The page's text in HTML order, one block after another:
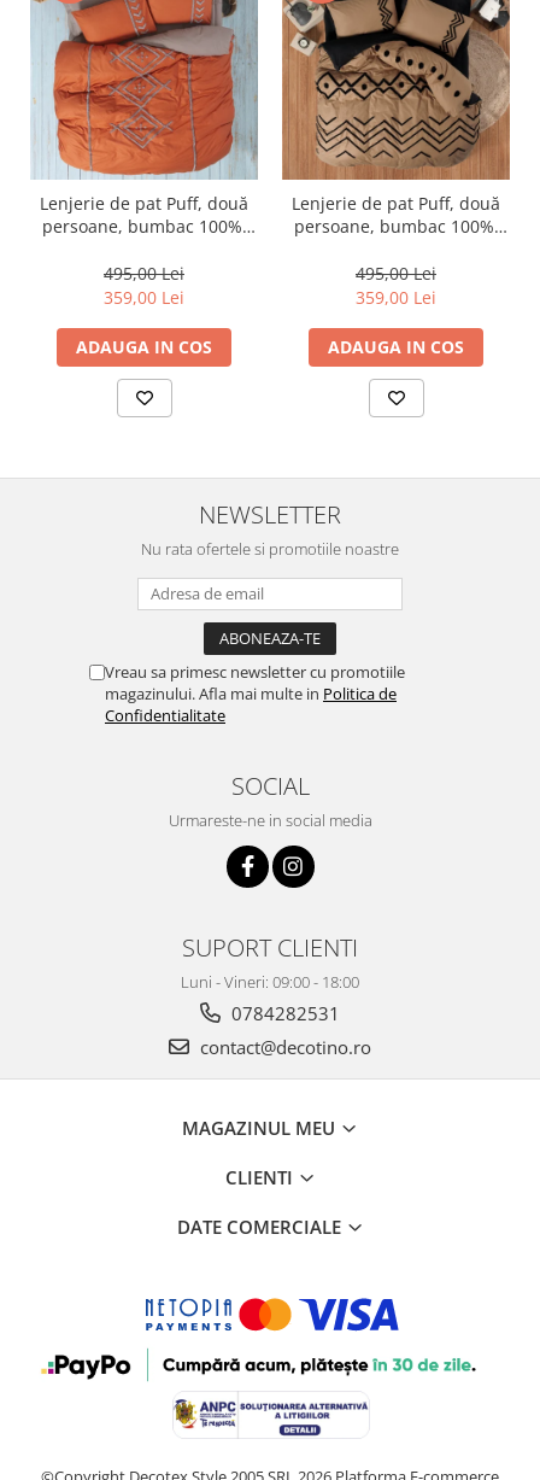
Lenjerie de pat Puff, două
persoane, bumbac 100%,
495,00 Lei
359,00 Lei
ADAUGA IN COS
Lenjerie de pat Puff, două
persoane, bumbac 100%,
495,00 Lei
359,00 Lei
ADAUGA IN COS
NEWSLETTER
Nu rata ofertele si promotiile noastre
Vreau sa primesc newsletter cu promotiile
magazinului. Afla mai multe in Politica de
Confidentialitate
SOCIAL
Urmareste-ne in social media
SUPORT CLIENTI
Luni - Vineri: 09:00 - 18:00
0784282531
contact@decotino.ro
MAGAZINUL MEU
CLIENTI
DATE COMERCIALE